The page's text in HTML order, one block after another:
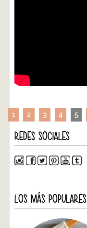
1 2 3 4 5
REDES SOCIALES
LOS MÁS POPULARES